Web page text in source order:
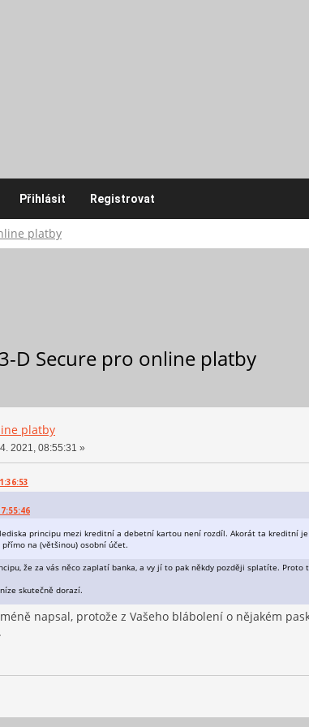
Přihlásit Registrovat
platby
3-D Secure pro online platby
platby
2021, 08:55:31 »
principu mezi kreditní a debetní kartou není rozdíl. Akorát ta kreditní
na (většinou) osobní účet.
že za vás něco zaplatí banka, a vy jí to pak někdy později splatíte. Proto
skutečně dorazí.
napsal, protože z Vašeho blábolení o nějakém